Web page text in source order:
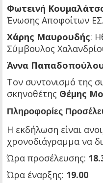
Φωτεινή
Ένωσης Αποφοίτων
Χάρης Μαυρουδής:
Σύμβουλος
Άννα
Τον συντονισμό της
σκηνοθέτης Θέμης
Πληροφορίες
Η εκδήλωση είναι
χρονοδιάγραμμα να
Ώρα προσέλευσης:
Ώρα έναρξης: 19.00